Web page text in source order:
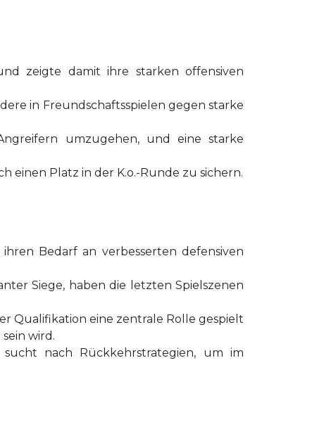
zeigte damit ihre starken offensiven
in Freundschaftsspielen gegen starke
umzugehen, und eine starke
einen Platz in der K.o.-Runde zu sichern.
Bedarf an verbesserten defensiven
Siege, haben die letzten Spielszenen
Qualifikation eine zentrale Rolle gespielt
wird.
nach Rückkehrstrategien, um im